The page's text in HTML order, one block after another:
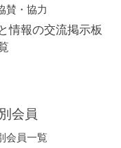
賛・協力
情報の交流掲示板
会員
会員一覧